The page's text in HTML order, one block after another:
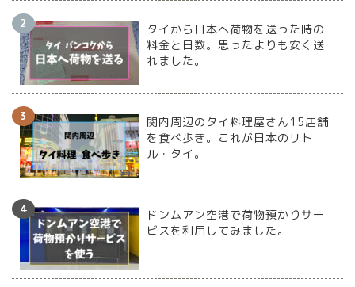
タイから日本へ荷物を送った時の
料金と日数。思ったよりも安く送
れました。
関内周辺のタイ料理屋さん15店舗
を食べ歩き。これが日本のリト
ル・タイ。
ドンムアン空港で荷物預かりサー
ビスを利用してみました。